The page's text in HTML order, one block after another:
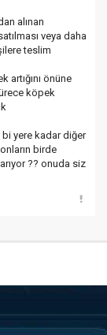
alınan
veya daha
teslim
artığını önüne
köpek
yere kadar diğer
birde
?? onuda siz